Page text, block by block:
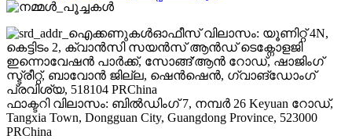
ഓഫീസ് വിലാസം: യൂണിറ്റ് 4N,
കെട്ടിടം 2, ക്വാൻസി സയൻസ് ആൻഡ് ടെക്നോളജി
ഇന്നൊവേഷൻ പാർക്ക്, സോങ്ങ്'ആൻ റോഡ്, ഷാജിംഗ്
സ്ട്രീറ്റ്, ബാവോൻ ജില്ല, ഷെൻ‌ഷെൻ, ഗ്വാങ്‌ഡോംഗ്
പ്രവിശ്യ, 518104 PRChina
ഫാക്ടറി വിലാസം: ബിൽഡിംഗ് 7, നമ്പർ 26 Keyuan റോഡ്,
Tangxia Town, Dongguan City, Guangdong Province, 523000
PRChina